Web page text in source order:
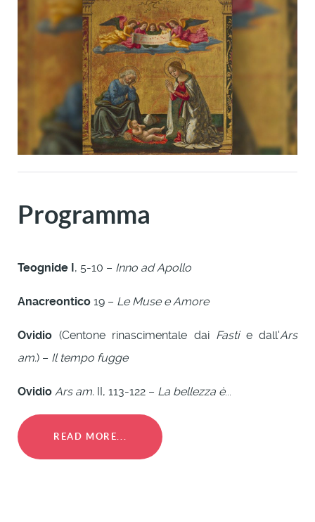
Programma
Teognide I , 5-10 – Inno ad Apollo
Anacreontico 19 – Le Muse e Amore
Ovidio (Centone rinascimentale dai Fastie dall'Ars
am.) – Il tempo fugge
Ovidio Ars am. II, 113-122 – La bellezza è...
READ MORE...